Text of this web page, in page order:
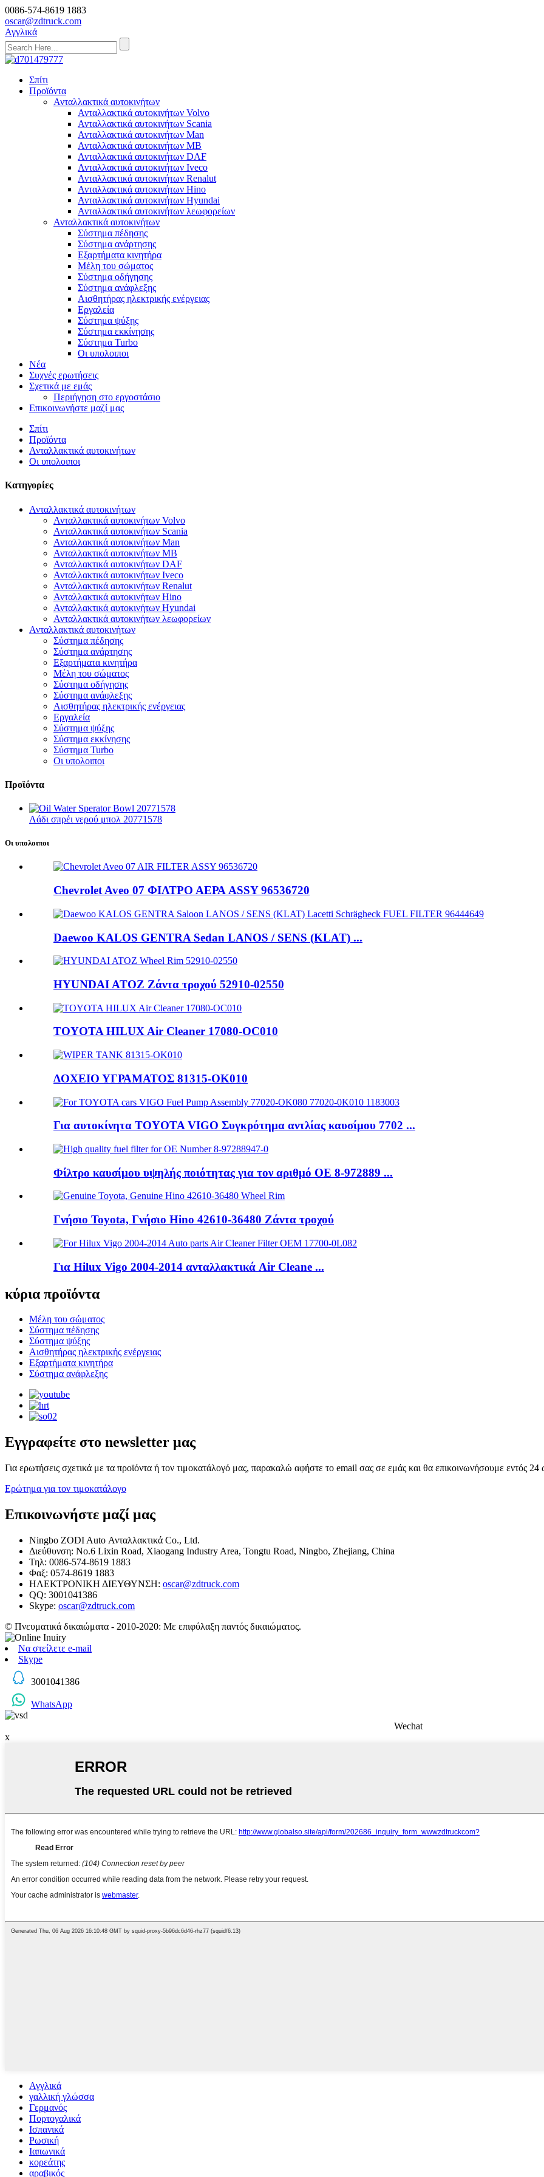
0086-574-8619 1883
oscar@zdtruck.com
Αγγλικά
Σπίτι
Προϊόντα
Ανταλλακτικά αυτοκινήτων
Ανταλλακτικά αυτοκινήτων Volvo
Ανταλλακτικά αυτοκινήτων Scania
Ανταλλακτικά αυτοκινήτων Man
Ανταλλακτικά αυτοκινήτων MB
Ανταλλακτικά αυτοκινήτων DAF
Ανταλλακτικά αυτοκινήτων Iveco
Ανταλλακτικά αυτοκινήτων Renalut
Ανταλλακτικά αυτοκινήτων Hino
Ανταλλακτικά αυτοκινήτων Hyundai
Ανταλλακτικά αυτοκινήτων λεωφορείων
Ανταλλακτικά αυτοκινήτων
Σύστημα πέδησης
Σύστημα ανάρτησης
Εξαρτήματα κινητήρα
Μέλη του σώματος
Σύστημα οδήγησης
Σύστημα ανάφλεξης
Αισθητήρας ηλεκτρικής ενέργειας
Εργαλεία
Σύστημα ψύξης
Σύστημα εκκίνησης
Σύστημα Turbo
Οι υπολοιποι
Νέα
Συχνές ερωτήσεις
Σχετικά με εμάς
Περιήγηση στο εργοστάσιο
Επικοινωνήστε μαζί μας
Σπίτι
Προϊόντα
Ανταλλακτικά αυτοκινήτων
Οι υπολοιποι
Κατηγορίες
Ανταλλακτικά αυτοκινήτων
Ανταλλακτικά αυτοκινήτων Volvo
Ανταλλακτικά αυτοκινήτων Scania
Ανταλλακτικά αυτοκινήτων Man
Ανταλλακτικά αυτοκινήτων MB
Ανταλλακτικά αυτοκινήτων DAF
Ανταλλακτικά αυτοκινήτων Iveco
Ανταλλακτικά αυτοκινήτων Renalut
Ανταλλακτικά αυτοκινήτων Hino
Ανταλλακτικά αυτοκινήτων Hyundai
Ανταλλακτικά αυτοκινήτων λεωφορείων
Ανταλλακτικά αυτοκινήτων
Σύστημα πέδησης
Σύστημα ανάρτησης
Εξαρτήματα κινητήρα
Μέλη του σώματος
Σύστημα οδήγησης
Σύστημα ανάφλεξης
Αισθητήρας ηλεκτρικής ενέργειας
Εργαλεία
Σύστημα ψύξης
Σύστημα εκκίνησης
Σύστημα Turbo
Οι υπολοιποι
Προϊόντα
Λάδι σπρέι νερού μπολ 20771578
Οι υπολοιποι
Chevrolet Aveo 07 ΦΙΛΤΡΟ ΑΕΡΑ ASSY 96536720
Daewoo KALOS GENTRA Sedan LANOS / SENS (KLAT) ...
HYUNDAI ATOZ Ζάντα τροχού 52910-02550
TOYOTA HILUX Air Cleaner 17080-OC010
ΔΟΧΕΙΟ ΥΓΡΑΜΑΤΟΣ 81315-OK010
Για αυτοκίνητα TOYOTA VIGO Συγκρότημα αντλίας καυσίμου 7702 ...
Φίλτρο καυσίμου υψηλής ποιότητας για τον αριθμό ΟΕ 8-972889 ...
Γνήσιο Toyota, Γνήσιο Hino 42610-36480 Ζάντα τροχού
Για Hilux Vigo 2004-2014 ανταλλακτικά Air Cleane ...
κύρια προϊόντα
Μέλη του σώματος
Σύστημα πέδησης
Σύστημα ψύξης
Αισθητήρας ηλεκτρικής ενέργειας
Εξαρτήματα κινητήρα
Σύστημα ανάφλεξης
Εγγραφείτε στο newsletter μας
Για ερωτήσεις σχετικά με τα προϊόντα ή τον τιμοκατάλογό μας, παρακαλώ αφήστε το email σας σε εμάς και θα επικοινωνήσουμε εντός
Ερώτημα για τον τιμοκατάλογο
Επικοινωνήστε μαζί μας
Ningbo ZODI Auto Ανταλλακτικά Co., Ltd.
Διεύθυνση: No.6 Lixin Road, Xiaogang Industry Area, Tongtu Road, Ningbo, Zhejiang, China
Τηλ: 0086-574-8619 1883
Φαξ: 0574-8619 1883
ΗΛΕΚΤΡΟΝΙΚΗ ΔΙΕΥΘΥΝΣΗ: oscar@zdtruck.com
QQ: 3001041386
Skype: oscar@zdtruck.com
© Πνευματικά δικαιώματα - 2010-2020: Με επιφύλαξη παντός δικαιώματος.
Να στείλετε e-mail
Skype
3001041386
WhatsApp
Wechat
x
Αγγλικά
γαλλική γλώσσα
Γερμανός
Πορτογαλικά
Ισπανικά
Ρωσική
Ιαπωνικά
κορεάτης
αραβικός